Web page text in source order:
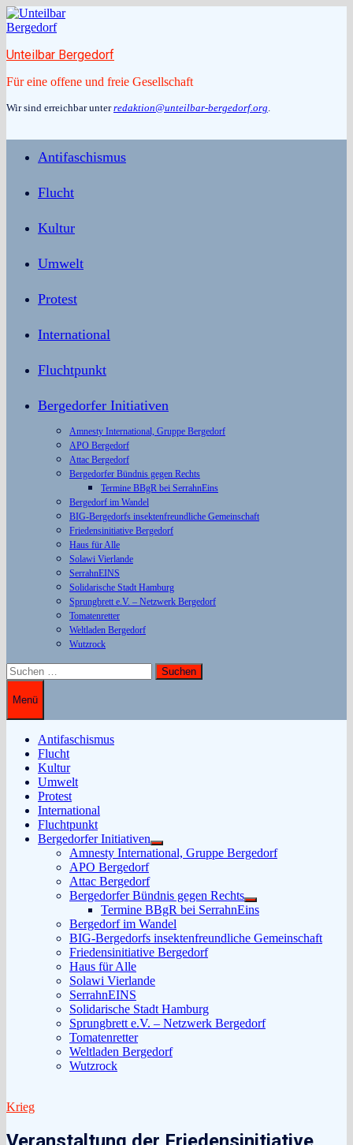
Zum
Inhalt
Unteilbar Bergedorf
Für eine offene und freie Gesellschaft
Wir sind erreichbar unterredaktion@unteilbar-bergedorf.org.
Antifaschismus
Flucht
Kultur
Umwelt
Protest
International
Fluchtpunkt
Bergedorfer Initiativen
Amnesty International, Gruppe Bergedorf
APO Bergedorf
Attac Bergedorf
Bergedorfer Bündnis gegen Rechts
Termine BBgR bei SerrahnEins
Bergedorf im Wandel
BIG-Bergedorfs insektenfreundliche Gemeinschaft
Friedensinitiative Bergedorf
Haus für Alle
Solawi Vierlande
SerrahnEINS
Solidarische Stadt Hamburg
Sprungbrett e.V. – Netzwerk Bergedorf
Tomatenretter
Weltladen Bergedorf
Wutzrock
Suchen
nach:
Menü
Antifaschismus
Flucht
Kultur
Umwelt
Protest
International
Fluchtpunkt
Bergedorfer Initiativen
Untermenü
anzeigen
Amnesty International, Gruppe Bergedorf
APO Bergedorf
Attac Bergedorf
Bergedorfer Bündnis gegen Rechts
Untermenü
anzeigen
Termine BBgR bei SerrahnEins
Bergedorf im Wandel
BIG-Bergedorfs insektenfreundliche Gemeinschaft
Friedensinitiative Bergedorf
Haus für Alle
Solawi Vierlande
SerrahnEINS
Solidarische Stadt Hamburg
Sprungbrett e.V. – Netzwerk Bergedorf
Tomatenretter
Weltladen Bergedorf
Wutzrock
Krieg